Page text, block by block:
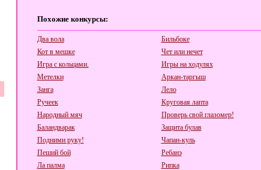
Похожие конкурсы:
Два вола Бильбоке
Кот в мешке
Чет или нечет
Игра с кольцами.
Игры на ходулях
Метелки
Аркан-таргыш
Занга
Лело
Ручеек
Круговая лапта
Народный мяч
Проверь свой глазомер!
Баландварак
Защита булав
Подними руку!
Чапан-куль
Пеший бой
Ребанэ
Ла палма
Рипка